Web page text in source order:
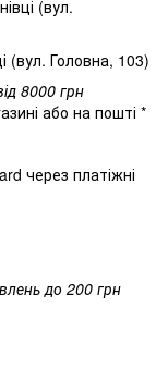
(вул.
(вул. Головна, 103)
8000 грн
або на пошті *
через платіжні
до 200 грн